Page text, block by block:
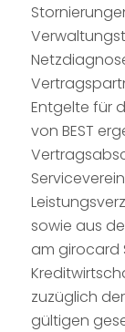
Entgelte für
von BEST
sowie aus
am girocard
zuzüglich
gültigen